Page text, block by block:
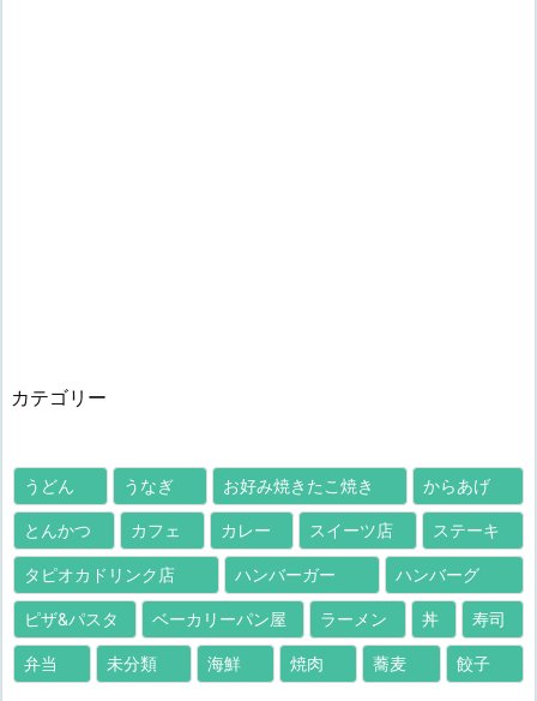
カテゴリー
うどん うなぎ お好み焼きたこ焼き からあげ
とんかつ カフェ カレー スイーツ店 ステーキ
タピオカドリンク店 ハンバーガー ハンバーグ
ピザ&パスタ ベーカリーパン屋 ラーメン 丼 寿司
弁当 未分類 海鮮 焼肉 蕎麦 餃子